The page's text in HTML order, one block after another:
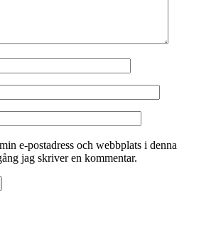
e-postadress och webbplats i denna
jag skriver en kommentar.